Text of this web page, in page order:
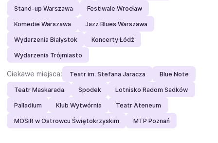
Stand-up Warszawa Festiwale Wrocław
Komedie Warszawa Jazz Blues Warszawa
Wydarzenia Białystok Koncerty Łódź
Wydarzenia Trójmiasto
Ciekawe miejsca: Teatr im. Stefana Jaracza Blue Note
Teatr Maskarada Spodek Lotnisko Radom Sadków
Palladium Klub Wytwórnia Teatr Ateneum
MOSiR w Ostrowcu Świętokrzyskim MTP Poznań